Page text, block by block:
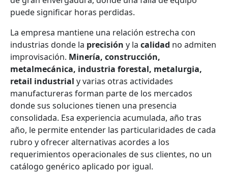
puede significar horas perdidas.
La empresa mantiene una relación estrecha con
industrias donde la precisión y la calidad no admiten
improvisación. Minería, construcción,
metalmecánica, industria forestal, metalurgia,
retail industrial y varias otras actividades
manufactureras forman parte de los mercados
donde sus soluciones tienen una presencia
consolidada. Esa experiencia acumulada, año tras
año, le permite entender las particularidades de cada
rubro y ofrecer alternativas acordes a los
requerimientos operacionales de sus clientes, no un
catálogo genérico aplicado por igual.